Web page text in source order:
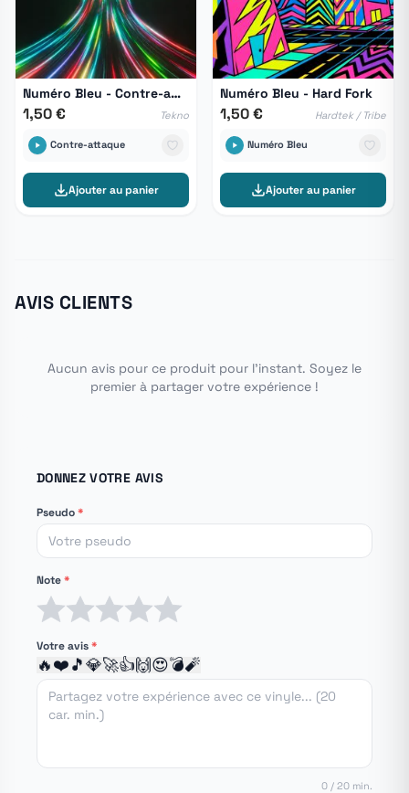
Numéro Bleu - Contre-attaque
1,50 € Tekno
Contre-attaque
Ajouter au panier
Numéro Bleu - Hard Fork
1,50 € Hardtek / Tribe
Numéro Bleu
Ajouter au panier
AVIS CLIENTS
Aucun avis pour ce produit pour l'instant. Soyez le
premier à partager votre expérience !
DONNEZ VOTRE AVIS
Pseudo*
Note*
Votre avis*
🔥❤️🎵💎🚀👍🙌😍💣🧨
0 / 20 min.